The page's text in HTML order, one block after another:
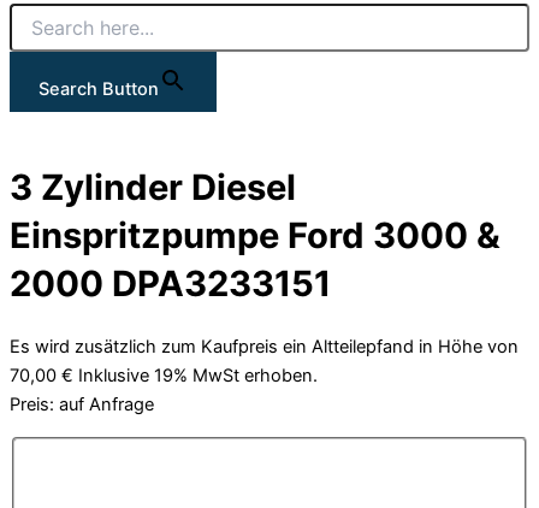
Search Button
3 Zylinder Diesel
Einspritzpumpe Ford 3000 &
2000 DPA3233151
Es wird zusätzlich zum Kaufpreis ein Altteilepfand in Höhe von
70,00 € Inklusive 19% MwSt erhoben.
Preis: auf Anfrage